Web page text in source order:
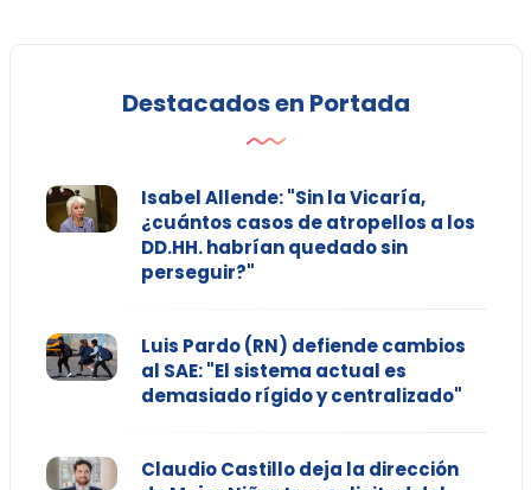
Destacados en Portada
Isabel Allende: "Sin la Vicaría,
¿cuántos casos de atropellos a los
DD.HH. habrían quedado sin
perseguir?"
Luis Pardo (RN) defiende cambios
al SAE: "El sistema actual es
demasiado rígido y centralizado"
Claudio Castillo deja la dirección